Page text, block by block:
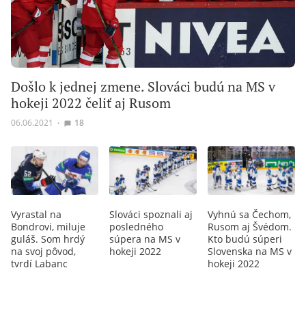
Došlo k jednej zmene. Slováci budú na MS v
hokeji 2022 čeliť aj Rusom
06.06.2021 ∙ 18
Vyrastal na
Bondrovi, miluje
guláš. Som hrdý
na svoj pôvod,
tvrdí Labanc
Slováci spoznali aj
posledného
súpera na MS v
hokeji 2022
Vyhnú sa Čechom,
Rusom aj Švédom.
Kto budú súperi
Slovenska na MS v
hokeji 2022